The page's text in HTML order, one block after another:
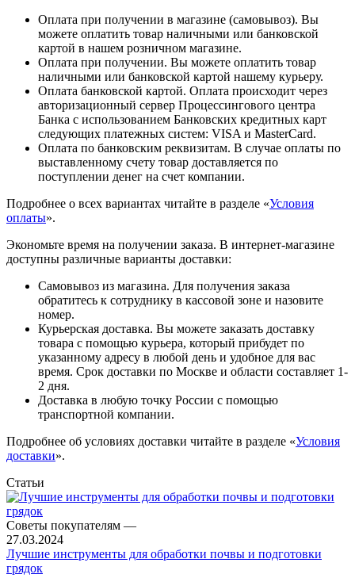
Оплата при получении в магазине (самовывоз). Вы
можете оплатить товар наличными или банковской
картой в нашем розничном магазине.
Оплата при получении. Вы можете оплатить товар
наличными или банковской картой нашему курьеру.
Оплата банковской картой. Оплата происходит через
авторизационный сервер Процессингового центра
Банка с использованием Банковских кредитных карт
следующих платежных систем: VISA и MasterCard.
Оплата по банковским реквизитам. В случае оплаты по
выставленному счету товар доставляется по
поступлении денег на счет компании.
Подробнее о всех вариантах читайте в разделе «Условия
оплаты».
Экономьте время на получении заказа. В интернет-магазине
доступны различные варианты доставки:
Самовывоз из магазина. Для получения заказа
обратитесь к сотруднику в кассовой зоне и назовите
номер.
Курьерская доставка. Вы можете заказать доставку
товара с помощью курьера, который прибудет по
указанному адресу в любой день и удобное для вас
время. Срок доставки по Москве и области составляет 1-
2 дня.
Доставка в любую точку России с помощью
транспортной компании.
Подробнее об условиях доставки читайте в разделе «Условия
доставки».
Статьи
Советы покупателям —
27.03.2024
Лучшие инструменты для обработки почвы и подготовки
грядок